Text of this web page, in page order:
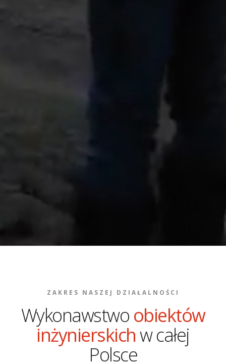
ZAKRES NASZEJ DZIAŁALNOŚCI
Wykonawstwo obiektów
inżynierskichw całej
Polsce